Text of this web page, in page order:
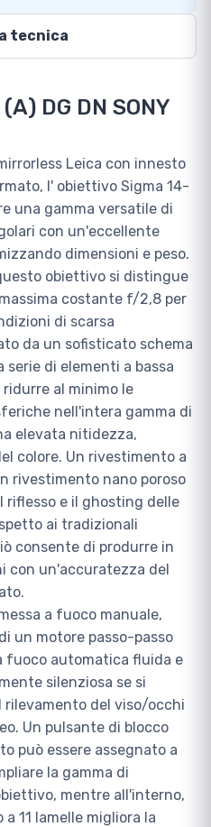
tecnica
DG DN SONY
Leica con innesto
l' obiettivo Sigma 14-
una gamma versatile di
con un'eccellente
dimensioni e peso.
obiettivo si distingue
costante f/2,8 per
di scarsa
da un sofisticato schema
di elementi a bassa
al minimo le
nell'intera gamma di
elevata nitidezza,
colore. Un rivestimento a
rivestimento nano poroso
riflesso e il ghosting delle
ai tradizionali
consente di produrre in
con un'accuratezza del
a fuoco manuale,
un motore passo-passo
fuoco automatica fluida e
silenziosa se si
del viso/occhi
Un pulsante di blocco
può essere assegnato a
la gamma di
mentre all'interno,
11 lamelle migliora la